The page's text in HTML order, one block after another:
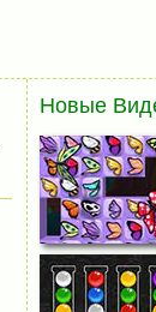
Новые